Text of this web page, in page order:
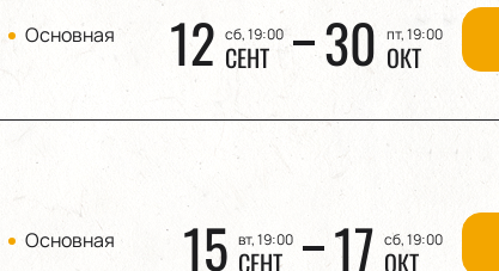
Основная
12 сб, 19:00
СЕНТ 30 пт, 19:00
ОКТ
Основная
15 вт, 19:00
СЕНТ 17 сб, 19:00
ОКТ